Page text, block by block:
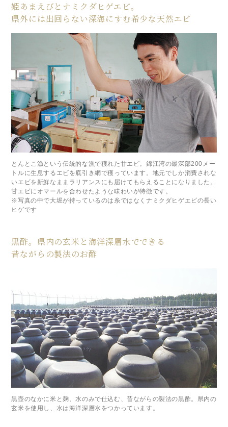
姫あまえびとナミクダヒゲエビ。
県外には出回らない深海にすむ希少な天然エビ
とんとこ漁という伝統的な漁で穫れた甘エビ。錦江湾の最深部200メー
トルに生息するエビを底引き網で穫っています。地元でしか消費されな
いエビを新鮮なままラリアンスにも届けてもらえることになりました。
甘エビにオマールを合わせたような味わいが特徴です。
※写真の中で大堀が持っているのは糸ではなくナミクダヒゲエビの長い
ヒゲです
黒酢。県内の玄米と海洋深層水でできる
昔ながらの製法のお酢
黒壺のなかに米と麹、水のみで仕込む、昔ながらの製法の黒酢。県内の
玄米を使用し、水は海洋深層水をつかっています。